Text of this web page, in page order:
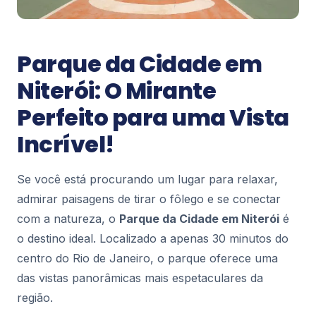
Niterói
completo pela capital do café especial
Niterói é conhecida pelas praias deslumbrantes,
pelo icônico Museu de Arte Contemporânea e
pela vista mais generosa do Rio de Janeiro. Mas
h...
Niterói
mirante natural mais espetacular de
Niterói
Imagine uma parede de pedra que despenca
diretamente sobre mar azul, formando um dos
cartões-postais mais impressionantes do Rio de
Janeiro....
Niterói
Parque da Cidade em
Niterói: O Mirante
Perfeito para uma Vista
Incrível!
Se você está procurando um lugar para relaxar,
admirar paisagens de tirar o fôlego e se conectar
com a natureza, o Parque da Cidade em Niterói é
o destino ideal. Localizado a apenas 30 minutos do
centro do Rio de Janeiro, o parque oferece uma
das vistas panorâmicas mais espetaculares da
região.